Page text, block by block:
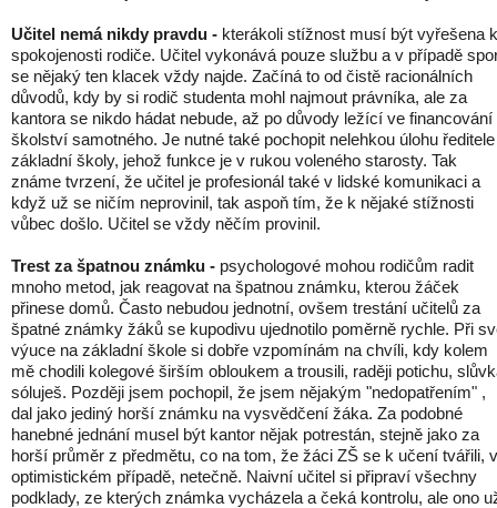
Učitel nemá nikdy pravdu - kterákoli stížnost musí být vyřešena
spokojenosti rodiče. Učitel vykonává pouze službu a v případě
se nějaký ten klacek vždy najde. Začíná to od čistě racionálních
důvodů, kdy by si rodič studenta mohl najmout právníka, ale za
kantora se nikdo hádat nebude, až po důvody ležící ve financování
školství samotného. Je nutné také pochopit nelehkou úlohu ředitele
základní školy, jehož funkce je v rukou voleného starosty. Tak
známe tvrzení, že učitel je profesionál také v lidské komunikaci a
když už se ničím neprovinil, tak aspoň tím, že k nějaké stížnosti
vůbec došlo. Učitel se vždy něčím provinil.
Trest za špatnou známku - psychologové mohou rodičům radit
mnoho metod, jak reagovat na špatnou známku, kterou žáček
přinese domů. Často nebudou jednotní, ovšem trestání učitelů za
špatné známky žáků se kupodivu ujednotilo poměrně rychle. Při
výuce na základní škole si dobře vzpomínám na chvíli, kdy kolem
mě chodili kolegové širším obloukem a trousili, raději potichu,
sóluješ. Později jsem pochopil, že jsem nějakým "nedopatřením" ,
dal jako jediný horší známku na vysvědčení žáka. Za podobné
hanebné jednání musel být kantor nějak potrestán, stejně jako za
horší průměr z předmětu, co na tom, že žáci ZŠ se k učení tvářili, v
optimistickém případě, netečně. Naivní učitel si připraví všechny
podklady, ze kterých známka vycházela a čeká kontrolu, ale ono